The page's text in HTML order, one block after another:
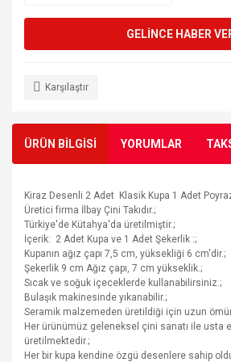
GELİNCE HABER
Karşılaştır
ÜRÜN BİLGİSİ YORUMLAR
Kiraz Desenli 2 Adet Klasik Kupa 1 Adet
Üretici firma İlbay Çini Takıdır.;
Türkiye'de Kütahya'da üretilmiştir.;
İçerik: 2 Adet Kupa ve 1 Adet Şekerlik :;
Kupanın ağız çapı 7,5 cm, yüksekliği 6 cm'dir.;
Şekerlik 9 cm Ağız çapı, 7 cm yükseklik.;
Sıcak ve soğuk içeceklerde kullanabilirsiniz.;
Bulaşık makinesinde yıkanabilir.;
Seramik malzemeden üretildiği için uzun
Her ürünümüz geleneksel çini sanatı ile usta
üretilmektedir.;
Her bir kupa kendine özgü desenlere sahip